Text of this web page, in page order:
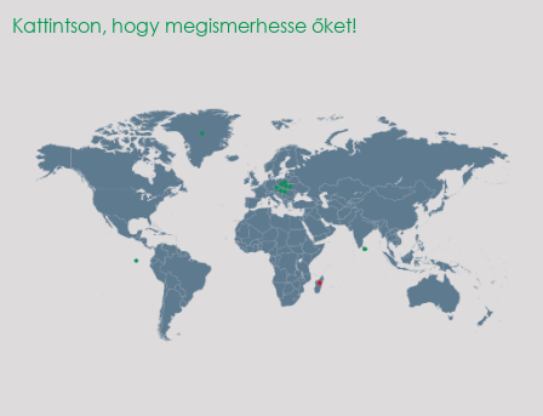
Kattintson, hogy megismerhesse őket!